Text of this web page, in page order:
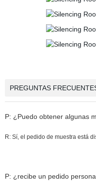
PREGUNTAS
P: ¿Puedo obtener algunas
R: Sí, el pedido de muestra está
P: ¿recibe un pedido